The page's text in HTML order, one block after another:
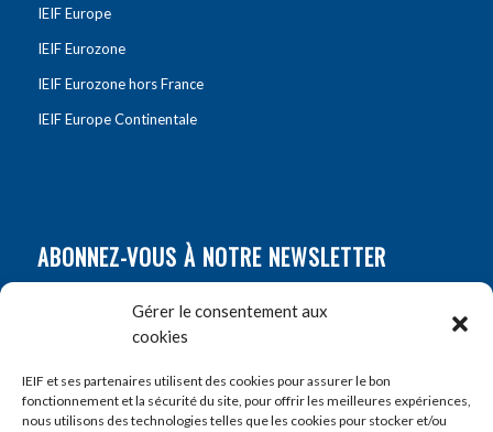
Gérer le consentement aux
cookies
IEIF et ses partenaires utilisent des cookies pour assurer le bon
fonctionnement et la sécurité du site, pour offrir les meilleures expériences,
nous utilisons des technologies telles que les cookies pour stocker et/ou
IEIF Europe
IEIF Eurozone
IEIF Eurozone hors France
IEIF Europe Continentale
ABONNEZ-VOUS À NOTRE NEWSLETTER
Prénom*